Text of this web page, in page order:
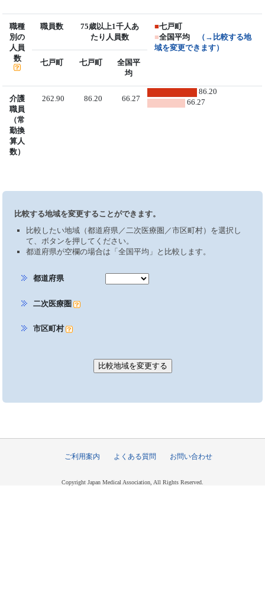
職種
別の
人員
数
職員数
75歳以上1千人あ
たり人員数
■七戸町
■全国平均
（→比較する地
域を変更できます）
七戸町
七戸町
全国平
均
介護
職員
（常
勤換
算人
数）
262.90 86.20 66.27
86.20
66.27
比較する地域を変更することができます。
比較したい地域（都道府県／二次医療圏／市区町村）を選択し
て、ボタンを押してください。
都道府県が空欄の場合は「全国平均」と比較します。
都道府県
二次医療圏
市区町村
ご利用案内 よくある質問 お問い合わせ
Copyright Japan Medical Association, All Rights Reserved.